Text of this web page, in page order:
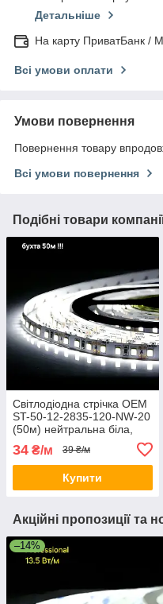
Детальніше
На карту ПриватБанк /
Всі умови оплати
Умови повернення
Повернення товару
Всі умови повернення
Подібні товари
Світлодіодна стрічка OEM
ST-50-12-2835-120-NW-20
(50м) нейтральна біла,
34 ₴/м 39 ₴/м
Купити
Акційні пропозиції та
–14%